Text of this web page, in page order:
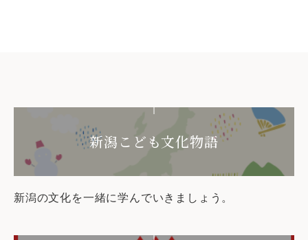
新潟こども文化物語
新潟の文化を一緒に学んでいきましょう。